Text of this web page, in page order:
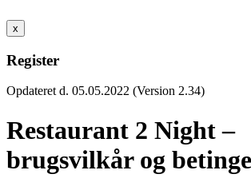
x
Register
Opdateret d. 05.05.2022 (Version 2.34)
Restaurant 2 Night –
brugsvilkår og